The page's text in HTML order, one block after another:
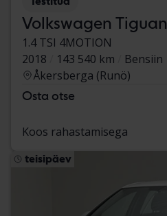
Volkswagen Tiguan
1.4 TSI 4MOTION
2018
143 540 km
Bensiin
Åkersberga (Runö)
Osta otse
Koos rahastamisega
teisipäev